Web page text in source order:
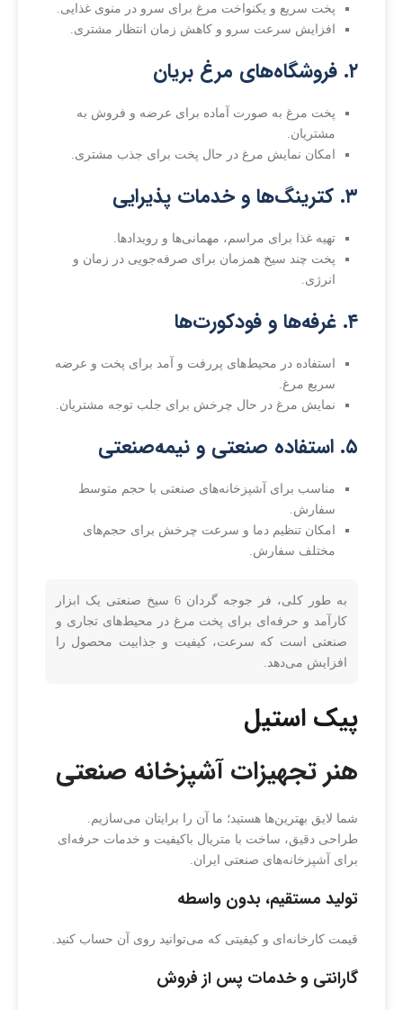
پخت سریع و یکنواخت مرغ برای سرو در منوی غذایی.
افزایش سرعت سرو و کاهش زمان انتظار مشتری.
۲. فروشگاه‌های مرغ بریان
پخت مرغ به صورت آماده برای عرضه و فروش به
مشتریان.
امکان نمایش مرغ در حال پخت برای جذب مشتری.
۳. کترینگ‌ها و خدمات پذیرایی
تهیه غذا برای مراسم، مهمانی‌ها و رویدادها.
پخت چند سیخ همزمان برای صرفه‌جویی در زمان و
انرژی.
۴. غرفه‌ها و فودکورت‌ها
استفاده در محیط‌های پررفت و آمد برای پخت و عرضه
سریع مرغ.
نمایش مرغ در حال چرخش برای جلب توجه مشتریان.
۵. استفاده صنعتی و نیمه‌صنعتی
مناسب برای آشپزخانه‌های صنعتی با حجم متوسط
سفارش.
امکان تنظیم دما و سرعت چرخش برای حجم‌های
مختلف سفارش.
به طور کلی، فر جوجه گردان 6 سیخ صنعتی یک ابزار
کارآمد و حرفه‌ای برای پخت مرغ در محیط‌های تجاری و
صنعتی است که سرعت، کیفیت و جذابیت محصول را
افزایش می‌دهد.
پیک استیل
هنر تجهیزات آشپزخانه صنعتی
شما لایق بهترین‌ها هستید؛ ما آن را برایتان می‌سازیم.
طراحی دقیق، ساخت با متریال باکیفیت و خدمات حرفه‌ای
برای آشپزخانه‌های صنعتی ایران.
تولید مستقیم، بدون واسطه
قیمت کارخانه‌ای و کیفیتی که می‌توانید روی آن حساب کنید.
گارانتی و خدمات پس از فروش